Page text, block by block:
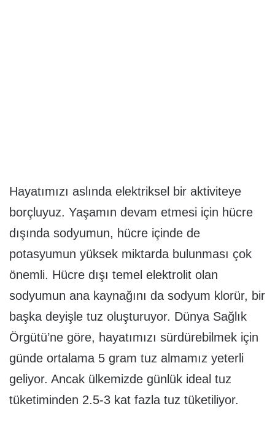
Hayatımızı aslında elektriksel bir aktiviteye
borçluyuz. Yaşamın devam etmesi için hücre
dışında sodyumun, hücre içinde de
potasyumun yüksek miktarda bulunması çok
önemli. Hücre dışı temel elektrolit olan
sodyumun ana kaynağını da sodyum klorür, bir
başka deyişle tuz oluşturuyor. Dünya Sağlık
Örgütü’ne göre, hayatımızı sürdürebilmek için
günde ortalama 5 gram tuz almamız yeterli
geliyor. Ancak ülkemizde günlük ideal tuz
tüketiminden 2.5-3 kat fazla tuz tüketiliyor.